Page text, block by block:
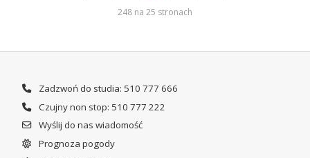
248 na 25 stronach
Zadzwoń do studia: 510 777 666
Czujny non stop: 510 777 222
Wyślij do nas wiadomość
Prognoza pogody